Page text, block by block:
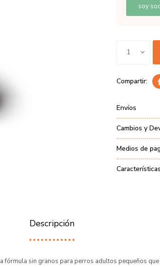
soy
1
Envíos
Cambios y
Medios de
Descripción
fórmula sin granos para perros adultos pequeños